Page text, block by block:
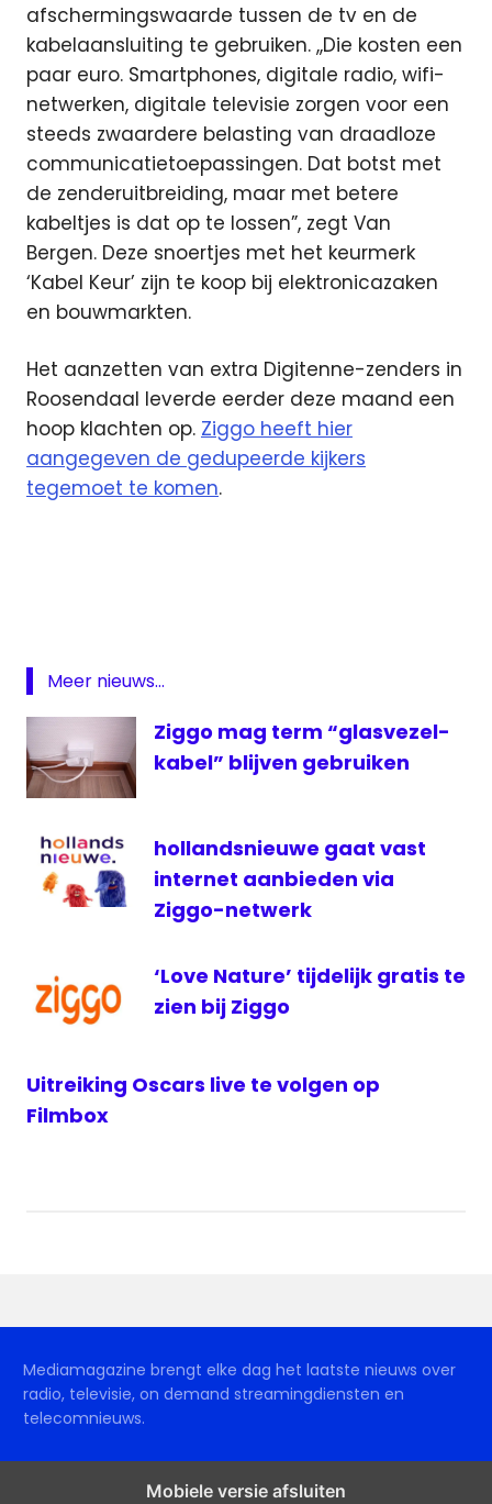
afschermingswaarde tussen de tv en de
kabelaansluiting te gebruiken. ,,Die kosten een
paar euro. Smartphones, digitale radio, wifi-
netwerken, digitale televisie zorgen voor een
steeds zwaardere belasting van draadloze
communicatietoepassingen. Dat botst met
de zenderuitbreiding, maar met betere
kabeltjes is dat op te lossen”, zegt Van
Bergen. Deze snoertjes met het keurmerk
‘Kabel Keur’ zijn te koop bij elektronicazaken
en bouwmarkten.
Het aanzetten van extra Digitenne-zenders in
Roosendaal leverde eerder deze maand een
hoop klachten op. Ziggo heeft hier
aangegeven de gedupeerde kijkers
tegemoet te komen.
ziggo
Meer nieuws...
Ziggo mag term “glasvezel-
kabel” blijven gebruiken
hollandsnieuwe gaat vast
internet aanbieden via
Ziggo-netwerk
‘Love Nature’ tijdelijk gratis te
zien bij Ziggo
Uitreiking Oscars live te volgen op
Filmbox
Mediamagazine brengt elke dag het laatste nieuws over
radio, televisie, on demand streamingdiensten en
telecomnieuws.
Mobiele versie afsluiten